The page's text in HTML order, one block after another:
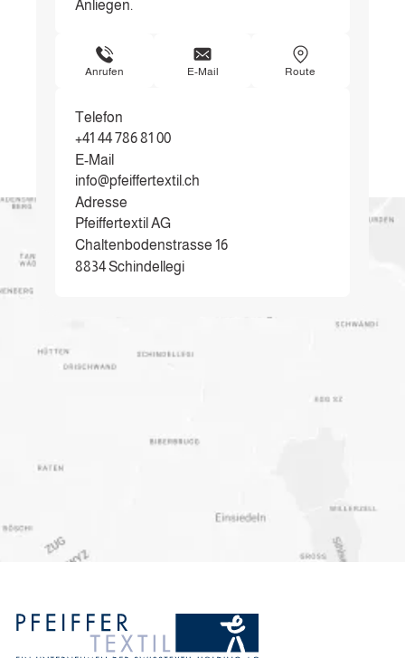
Anliegen.
Anrufen E-Mail Route
Telefon
+41 44 786 81 00
E-Mail
info@pfeiffertextil.ch
Adresse
Pfeiffertextil AG
Chaltenbodenstrasse 16
8834 Schindellegi